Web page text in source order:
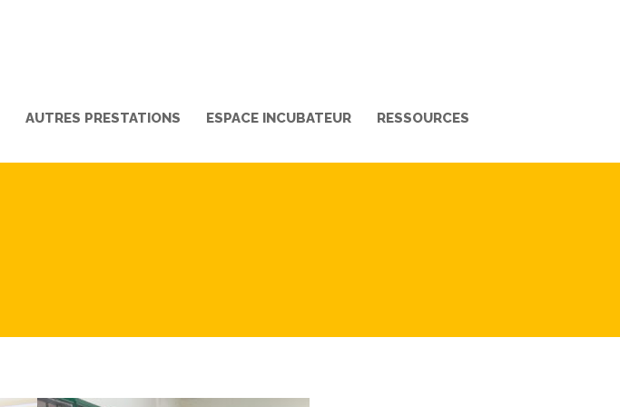
AUTRES PRESTATIONS ESPACE INCUBATEUR
RESSOURCES